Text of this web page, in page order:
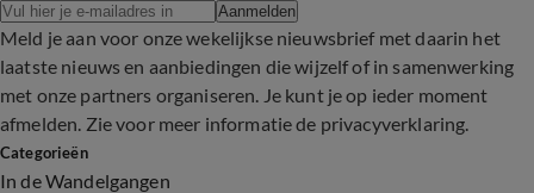
Aanmelden
Meld je aan voor onze wekelijkse nieuwsbrief met daarin het
laatste nieuws en aanbiedingen die wijzelf of in samenwerking
met onze partners organiseren. Je kunt je op ieder moment
afmelden. Zie voor meer informatie de privacyverklaring.
Categorieën
In de Wandelgangen